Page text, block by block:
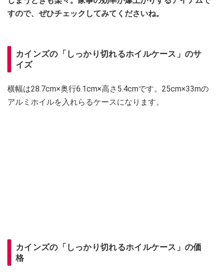
すので、ぜひチェックしてみてくださいね。
カインズの「しっかり切れるホイルケース」のサ
イズ
横幅は28.7cm×奥行6.1cm×高さ5.4cmです。25cm×33mの
アルミホイルを入れらるケースになります。
カインズの「しっかり切れるホイルケース」の価
格